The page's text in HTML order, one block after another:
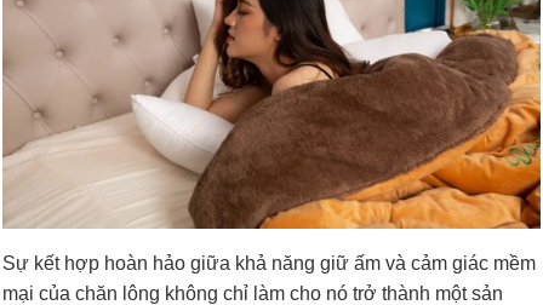
Sự kết hợp hoàn hảo giữa khả năng giữ ấm và cảm giác mềm
mại của chăn lông không chỉ làm cho nó trở thành một sản